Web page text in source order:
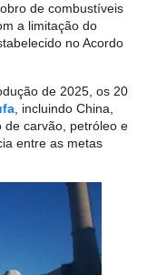
de combustíveis
a limitação do
no Acordo
de 2025, os 20
, incluindo China,
de carvão, petróleo e
entre as metas